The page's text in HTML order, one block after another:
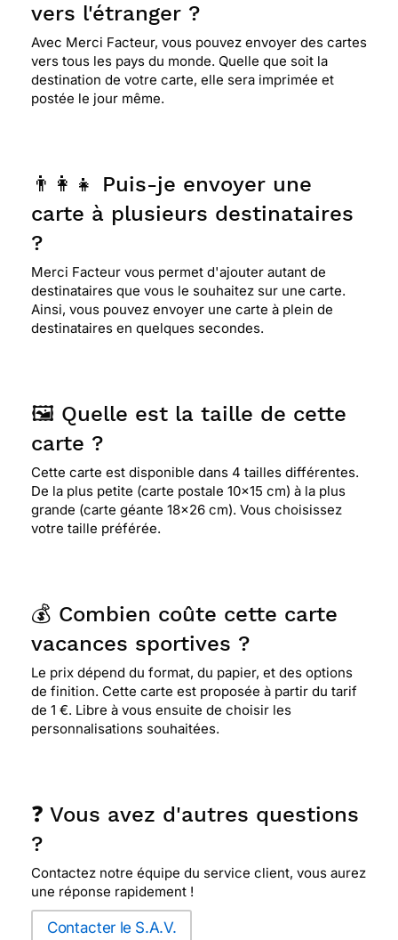
vers l'étranger ?
Avec Merci Facteur, vous pouvez envoyer des cartes
vers tous les pays du monde. Quelle que soit la
destination de votre carte, elle sera imprimée et
postée le jour même.
👨‍👩‍👧 Puis-je envoyer une
carte à plusieurs destinataires
?
Merci Facteur vous permet d'ajouter autant de
destinataires que vous le souhaitez sur une carte.
Ainsi, vous pouvez envoyer une carte à plein de
destinataires en quelques secondes.
🖼️ Quelle est la taille de cette
carte ?
Cette carte est disponible dans 4 tailles différentes.
De la plus petite (carte postale 10x15 cm) à la plus
grande (carte géante 18x26 cm). Vous choisissez
votre taille préférée.
💰 Combien coûte cette carte
vacances sportives ?
Le prix dépend du format, du papier, et des options
de finition. Cette carte est proposée à partir du tarif
de 1 €. Libre à vous ensuite de choisir les
personnalisations souhaitées.
❓ Vous avez d'autres questions
?
Contactez notre équipe du service client, vous aurez
une réponse rapidement !
Contacter le S.A.V.